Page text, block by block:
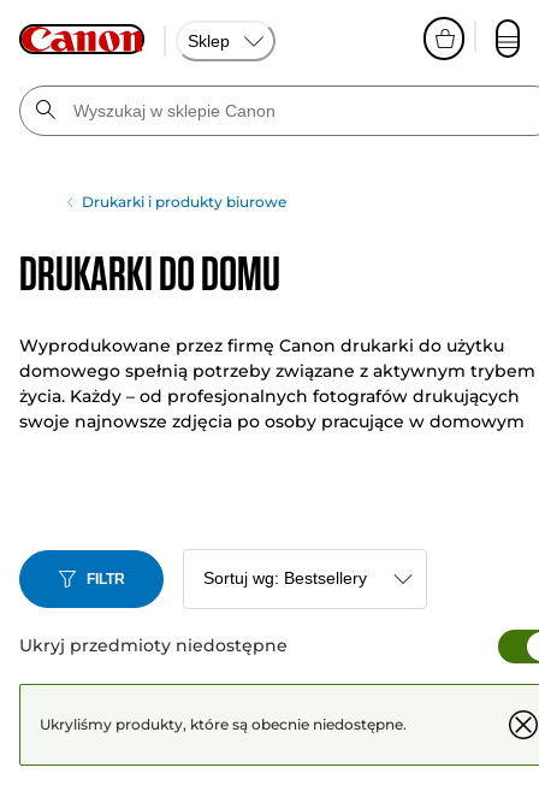
Sklep
Drukarki i produkty biurowe
Drukarki do domu
Wyprodukowane przez firmę Canon drukarki do użytku
domowego spełnią potrzeby związane z aktywnym trybem
życia. Każdy – od profesjonalnych fotografów drukujących
swoje najnowsze zdjęcia po osoby pracujące w domowym
FILTR
Ukryj przedmioty niedostępne
Ukryliśmy produkty, które są obecnie niedostępne.